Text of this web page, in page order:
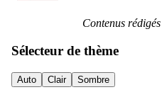
Contenus
Sélecteur de thème
Auto Clair Sombre